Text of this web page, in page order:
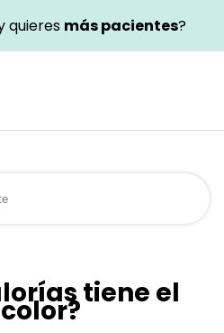
quieres más pacientes?
tiene el